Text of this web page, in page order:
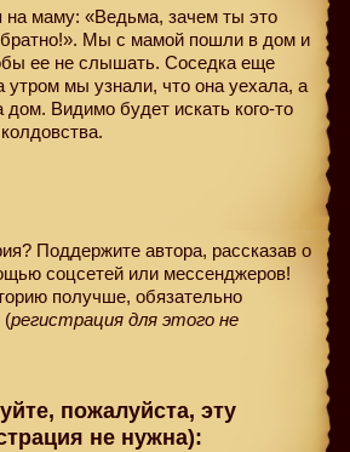
на маму: «Ведьма, зачем ты это
Мы с мамой пошли в дом и
ее не слышать. Соседка еще
утром мы узнали, что она уехала, а
дом. Видимо будет искать кого-то
Поддержите автора, рассказав о
соцсетей или мессенджеров!
получше, обязательно
(регистрация для этого не
пожалуйста, эту
не нужна):